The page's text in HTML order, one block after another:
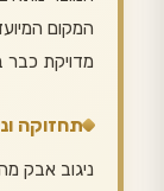
המקום
מדויקת
תחזוקה
ניגוב אבק